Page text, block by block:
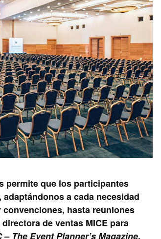
permite que los participantes
a cada necesidad
hasta reuniones
de ventas MICE para
– The Event Planner’s Magazine.